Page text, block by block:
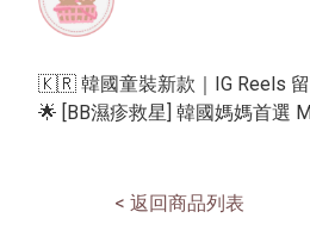
🇰🇷 韓國童裝新款｜IG Reels 留
🌟 [BB濕疹救星] 韓國媽媽首選
< 返回商品列表